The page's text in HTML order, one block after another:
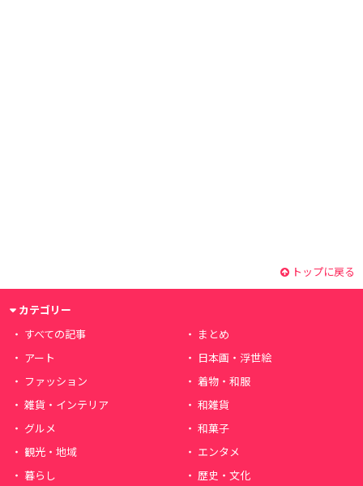
トップに戻る
カテゴリー
すべての記事
まとめ
アート
日本画・浮世絵
ファッション
着物・和服
雑貨・インテリア
和雑貨
グルメ
和菓子
観光・地域
エンタメ
暮らし
歴史・文化